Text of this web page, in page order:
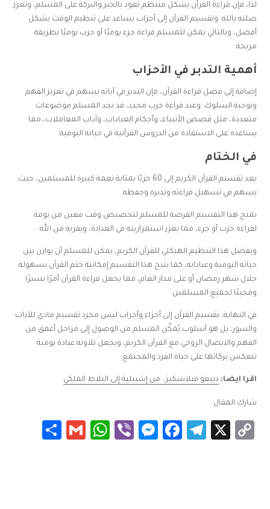
لذا، فإن قراءة القرآن بشكل منتظم تعود بالخير والبركة على المسلم، وتعزز
صلته بالله. وتقسيم القرآن إلى أحزاب يساعد على تنظيم الوقت بشكل
أفضل، وبالتالي يمكن للمسلم قراءة جزء يوميًا أو حزب يوميًا بطريقة
مريحة.
أهمية التدبر في الأحزاب
إضافة إلى فضل قراءة القرآن، فإن التدبر في آياته يسهم في تعزيز الفهم
وتوجيه السلوك. وعند قراءة حزب محدد، قد يجد المسلم موضوعات
متعددة، مثل قصص الأنبياء، وأحكام العبادات، وآداب المعاملات، مما
يساعده على الاستفادة من الدروس القرآنية في حياته اليومية.
في الختام
يعد تقسيم القرآن الكريم إلى 60 حزبًا بمثابة نعمة كبيرة للمسلمين، حيث
يسهم في تسهيل قراءته وتدبره وحفظه.
يمنح هذا التقسيم الفرصة للمسلم لتخصيص وقت معين من يومه
لقراءة حزب أو جزء، مما يعزز استمراريته في العبادة، ويقربه من الله.
وبفضل هذا التنظيم الهيكلي للقرآن الكريم، يمكن للمسلم أن يوازن بين
حياته اليومية وعباداته، كما يتيح هذا التقسيم إمكانية ختم القرآن بسهولة
خلال شهر رمضان أو على مدار العام، مما يجعل قراءة القرآن أمرًا يسيرًا
ومحببًا لجميع المسلمين.
في النهاية، تقسيم القرآن إلى أجزاء وأحزاب ليس مجرد تقسيم مادي للآيات
والسور، بل هو أسلوب يُمكّن المسلم من الوصول إلى مراحل أعمق من
الفهم والاتصال الروحي مع القرآن الكريم، ويجعل تلاوته عبادة يومية
تنعكس بركاتها على حياة الفرد والمجتمع.
اقرا ايضا: دييغو فيلاسكيز.. من إشبيلية إلى البلاط الملكي
شارك المقال:
Copy
X
Telegram
Facebook
Messenger
Viber
WhatsApp
Gmail